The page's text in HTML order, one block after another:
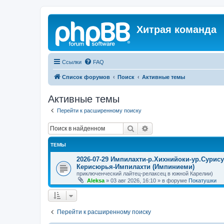
Хитрая команда
Ссылки FAQ
Список форумов Поиск Активные темы
Активные темы
Перейти к расширенному поиску
Поиск
ТЕМЫ
2026-07-29 Импилахти-р.Хихнийоки-
Керисюрья-Импилахти (Импиниеми)
приключенческий лайтец-релаксец в южной Карелии)
Aleksa » 03 авг 2026, 16:10 » в форуме Покатушки
Перейти к расширенному поиску